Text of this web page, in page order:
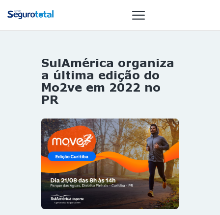
NOTÍCIAS
REVISTA
OURO
ST SUMMIT
MULHERES
GESTORAS
HOMEST
HOME
SulAmérica organiza
a última edição do
Mo2ve em 2022 no
PR